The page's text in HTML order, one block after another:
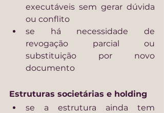
executáveis sem gerar dúvida
ou conflito
se há necessidade de
revogação parcial ou
substituição por novo
documento
Estruturas societárias e holding
se a estrutura ainda tem